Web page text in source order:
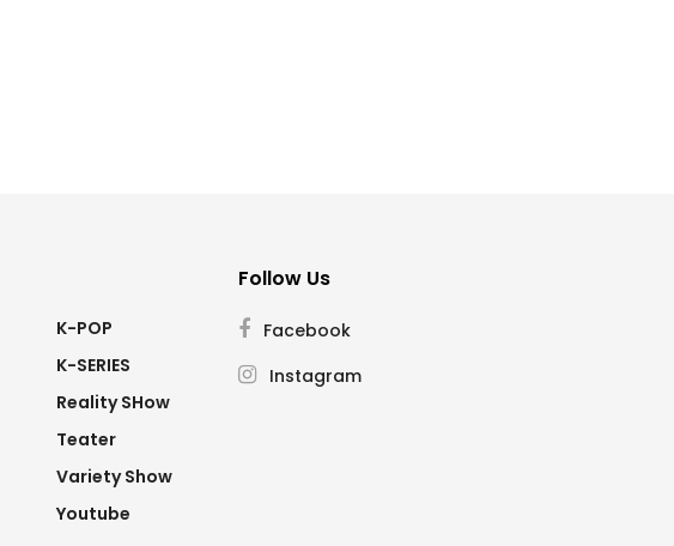
K-POP
K-SERIES
Reality SHow
Teater
Variety Show
Youtube
Follow Us
Facebook
Instagram